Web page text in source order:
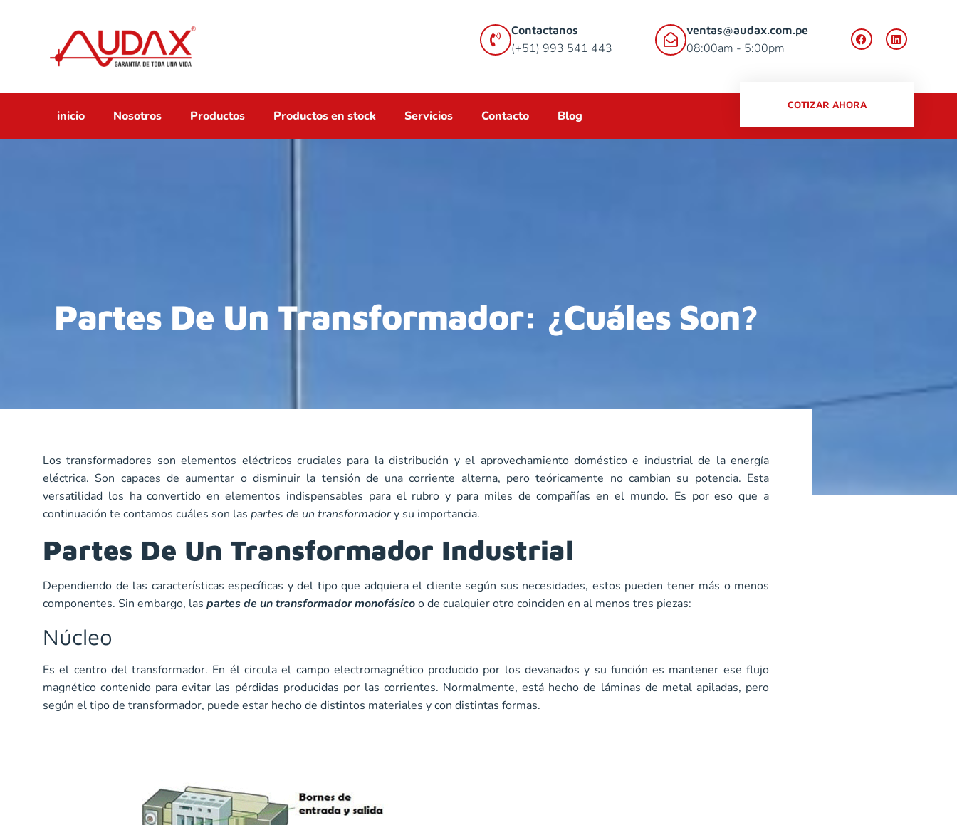
Contactanos
(+51) 993 541 443
ventas@audax.com.pe
08:00am - 5:00pm
inicio Nosotros Productos Productos en stock Servicios Contacto Blog
COTIZAR AHORA
Partes De Un Transformador: ¿Cuáles Son?
Los transformadores son elementos eléctricos cruciales para la distribución y el aprovechamiento doméstico e industrial de la energía
eléctrica. Son capaces de aumentar o disminuir la tensión de una corriente alterna, pero teóricamente no cambian su potencia. Esta
versatilidad los ha convertido en elementos indispensables para el rubro y para miles de compañías en el mundo. Es por eso que a
continuación te contamos cuáles son las partes de un transformadory su importancia.
Partes De Un Transformador Industrial
Dependiendo de las características específicas y del tipo que adquiera el cliente según sus necesidades, estos pueden tener más o menos
componentes. Sin embargo, las partes de un transformador monofásicoo de cualquier otro coinciden en al menos tres piezas:
Núcleo
Es el centro del transformador. En él circula el campo electromagnético producido por los devanados y su función es mantener ese flujo
magnético contenido para evitar las pérdidas producidas por las corrientes. Normalmente, está hecho de láminas de metal apiladas, pero
según el tipo de transformador, puede estar hecho de distintos materiales y con distintas formas.